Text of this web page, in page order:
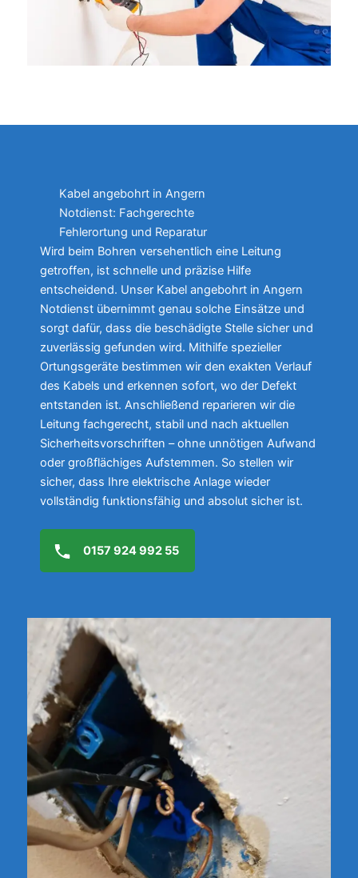
Kabel angebohrt in Angern
Notdienst: Fachgerechte
Fehlerortung und Reparatur
Wird beim Bohren versehentlich eine Leitung
getroffen, ist schnelle und präzise Hilfe
entscheidend. Unser Kabel angebohrt in Angern
Notdienst übernimmt genau solche Einsätze und
sorgt dafür, dass die beschädigte Stelle sicher und
zuverlässig gefunden wird. Mithilfe spezieller
Ortungsgeräte bestimmen wir den exakten Verlauf
des Kabels und erkennen sofort, wo der Defekt
entstanden ist. Anschließend reparieren wir die
Leitung fachgerecht, stabil und nach aktuellen
Sicherheitsvorschriften – ohne unnötigen Aufwand
oder großflächiges Aufstemmen. So stellen wir
sicher, dass Ihre elektrische Anlage wieder
vollständig funktionsfähig und absolut sicher ist.
0157 924 992 55